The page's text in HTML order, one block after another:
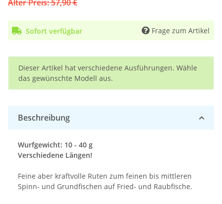
Alter Preis: 57,90 €
Sofort verfügbar Frage zum Artikel
x
Dieser Artikel hat verschiedene Ausführungen. Wähle
das gewünschte Modell aus.
Beschreibung
Wurfgewicht: 10 - 40 g
Verschiedene Längen!
Feine aber kraftvolle Ruten zum feinen bis mittleren
Spinn- und Grundfischen auf Fried- und Raubfische.